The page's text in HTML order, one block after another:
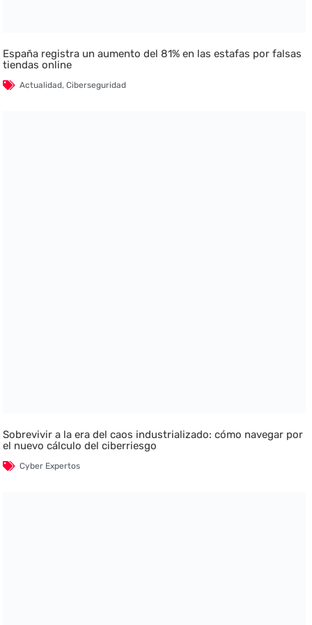
España registra un aumento del 81% en las estafas por falsas
tiendas online
Actualidad,Ciberseguridad
Sobrevivir a la era del caos industrializado: cómo navegar por
el nuevo cálculo del ciberriesgo
Cyber Expertos